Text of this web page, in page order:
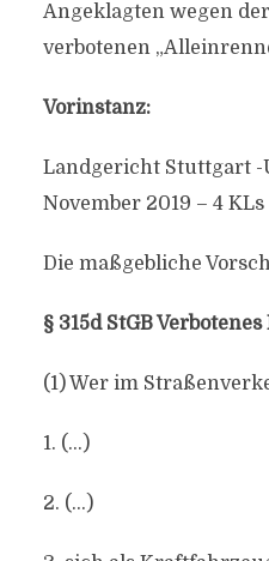
Angeklagten wegen
verbotenen
Vorinstanz:
Landgericht Stuttgart -
November 2019 – 4
Die maßgebliche
§ 315d StGB
(1) Wer im
1. (…)
2. (…)